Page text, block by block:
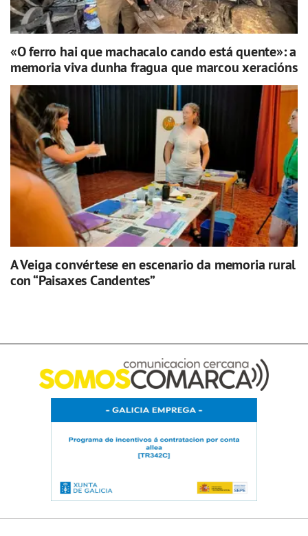
«O ferro hai que machacalo cando está quente»: a
memoria viva dunha fragua que marcou xeracións
A Veiga convértese en escenario da memoria rural
con “Paisaxes Candentes”